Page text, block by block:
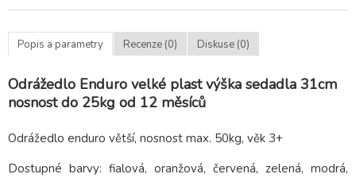
Popis a parametry Recenze (0) Diskuse (0)
Odrážedlo Enduro velké plast výška sedadla 31cm
nosnost do 25kg od 12 měsíců
Odrážedlo enduro větší, nosnost max. 50kg, věk 3+
Dostupné barvy: fialová, oranžová, červená, zelená, modrá,